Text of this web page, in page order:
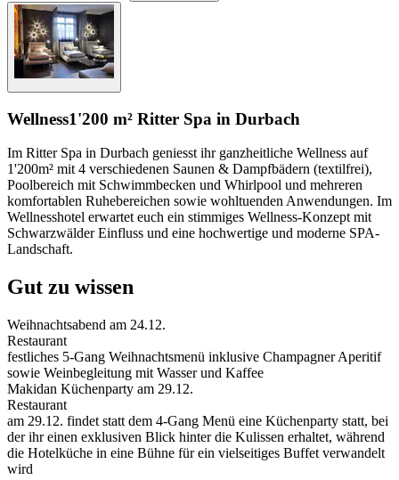
Wellness1'200 m² Ritter Spa in Durbach
Im Ritter Spa in Durbach geniesst ihr ganzheitliche Wellness auf
1'200m² mit 4 verschiedenen Saunen & Dampfbädern (textilfrei),
Poolbereich mit Schwimmbecken und Whirlpool und mehreren
komfortablen Ruhebereichen sowie wohltuenden Anwendungen. Im
Wellnesshotel erwartet euch ein stimmiges Wellness-Konzept mit
Schwarzwälder Einfluss und eine hochwertige und moderne SPA-
Landschaft.
Gut zu wissen
Weihnachtsabend am 24.12.
Restaurant
festliches 5-Gang Weihnachtsmenü inklusive Champagner Aperitif
sowie Weinbegleitung mit Wasser und Kaffee
Makidan Küchenparty am 29.12.
Restaurant
am 29.12. findet statt dem 4-Gang Menü eine Küchenparty statt, bei
der ihr einen exklusiven Blick hinter die Kulissen erhaltet, während
die Hotelküche in eine Bühne für ein vielseitiges Buffet verwandelt
wird